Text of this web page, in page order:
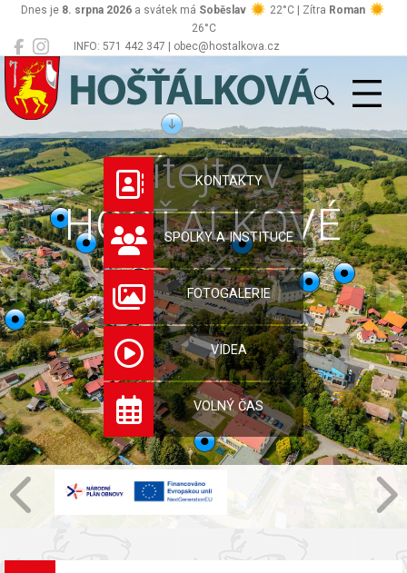
INFO: 571 442 347 | obec@hostalkova.cz
Dnes je 8. srpna 2026 a svátek má Soběslav 22°C | Zítra Roman
26°C
Hošťálková
Vítejte v
HOŠŤÁLKOVÉ
KONTAKTY
SPOLKY A INSTITUCE
FOTOGALERIE
VIDEA
VOLNÝ ČAS